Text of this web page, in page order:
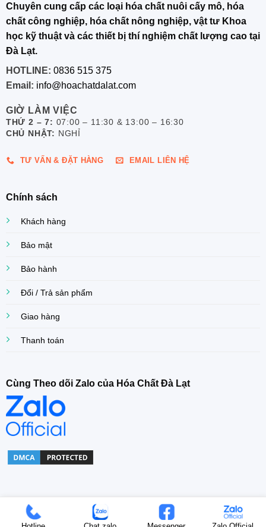
Chuyên cung cấp các loại hóa chất nuôi cấy mô, hóa
chất công nghiệp, hóa chất nông nghiệp, vật tư Khoa
học kỹ thuật và các thiết bị thí nghiệm chất lượng cao tại
Đà Lạt.
HOTLINE: 0836 515 375
Email: info@hoachatdalat.com
GIỜ LÀM VIỆC
THỨ 2 – 7: 07:00 – 11:30 & 13:00 – 16:30
CHỦ NHẬT: NGHỈ
TƯ VẤN & ĐẶT HÀNG EMAIL LIÊN HỆ
Chính sách
Khách hàng
Bảo mật
Bảo hành
Đổi / Trả sản phẩm
Giao hàng
Thanh toán
Cùng Theo dõi Zalo của Hóa Chất Đà Lạt
Copyright© 2022 Khoa Dang Company. All right Reserved.